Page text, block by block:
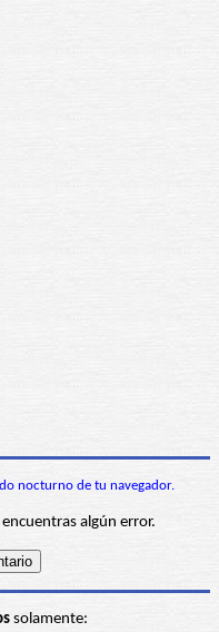
nocturno de tu navegador.
algún error.
solamente: